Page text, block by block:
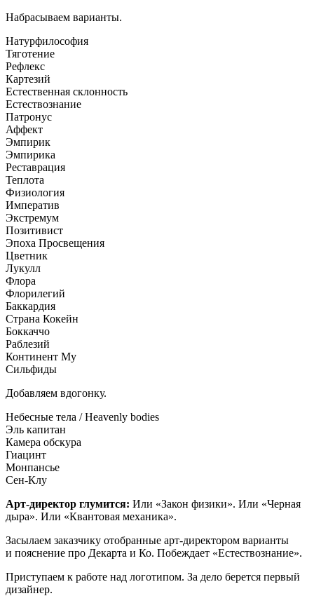
Набрасываем варианты.
Натурфилософия
Тяготение
Рефлекс
Картезий
Естественная склонность
Естествознание
Патронус
Аффект
Эмпирик
Эмпирика
Реставрация
Теплота
Физиология
Императив
Экстремум
Позитивист
Эпоха Просвещения
Цветник
Лукулл
Флора
Флорилегий
Баккардия
Страна Кокейн
Боккаччо
Раблезий
Континент Му
Сильфиды
Добавляем вдогонку.
Небесные тела / Heavenly bodies
Эль капитан
Камера обскура
Гиацинт
Монпансье
Сен-Клу
Арт-директор глумится: Или «Закон физики». Или «Черная
дыра». Или «Квантовая механика».
Засылаем заказчику отобранные арт-директором варианты
и пояснение про Декарта и Ко. Побеждает «Естествознание».
Приступаем к работе над логотипом. За дело берется первый
дизайнер.